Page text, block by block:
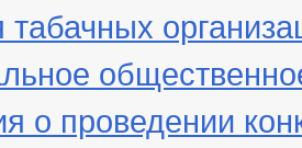
о проведении